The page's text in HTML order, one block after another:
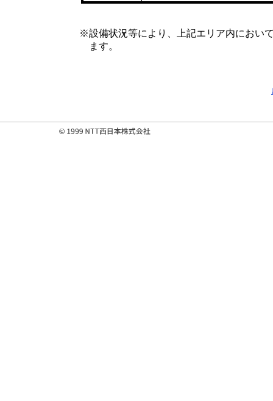
※設備状況等により、上記エリア内におい
ます。